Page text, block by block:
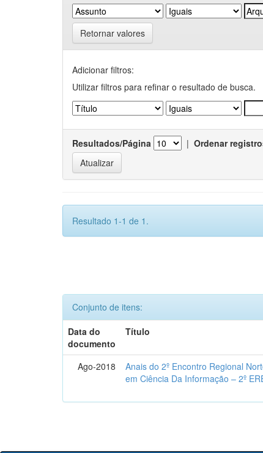
Retornar valores
Adicionar filtros:
Utilizar filtros para refinar o resultado de busca.
Resultados/Página | Ordenar
Resultado 1-1 de 1.
Conjunto de itens:
Data do
documento
Título
Ago-2018
Anais do 2º Encontro Regional
em Ciência Da Informação – 2º